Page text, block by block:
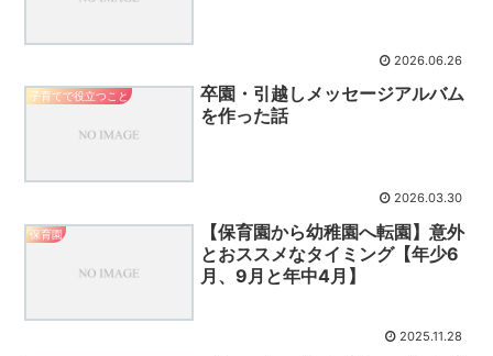
2026.06.26
子育てで役立つこと
卒園・引越しメッセージアルバム
を作った話
2026.03.30
保育園
【保育園から幼稚園へ転園】意外
とおススメなタイミング【年少6
月、9月と年中4月】
2025.11.28